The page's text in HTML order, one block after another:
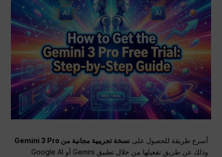
أسرع طريقة للحصول على نسخة تجريبية مجانية من Gemini 3 Pro
وذلك عن طريق تفعيلها من خلال تطبيق Gemini أو Google AI